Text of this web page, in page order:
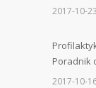
2017-10-23
Poradnik
2017-10-